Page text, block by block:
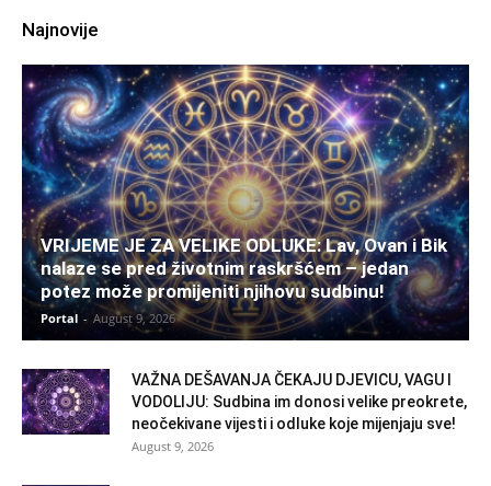
Najnovije
VRIJEME JE ZA VELIKE ODLUKE: Lav, Ovan i Bik
nalaze se pred životnim raskršćem – jedan
potez može promijeniti njihovu sudbinu!
Portal - August 9, 2026
VAŽNA DEŠAVANJA ČEKAJU DJEVICU, VAGU I
VODOLIJU: Sudbina im donosi velike preokrete,
neočekivane vijesti i odluke koje mijenjaju sve!
August 9, 2026